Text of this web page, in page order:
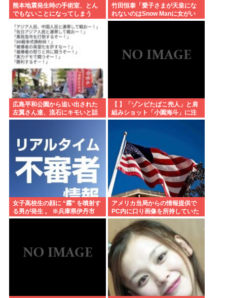
熊本地震発生時の手術室、とん
でもないことになってしまう
竹田恒泰「愛子さまが天皇にな
れないのはSnow Manに女がい
ないのと同じ」X民「養子案は
広島平和公園から追い出された
左翼さん達、流石にキモいと話
題に
【 】「ゾンビたばこ売人」と肩
組みショット「小園海斗」に注
がれる”厳しい視線” 「レギュラ
女子高校生の顔に “霧” を噴射す
る男が発生 。 ※兵庫県伊丹市
アメリカ当局からの情報提供で
PC内に口り画像を所持していた
日本人男を逮捕